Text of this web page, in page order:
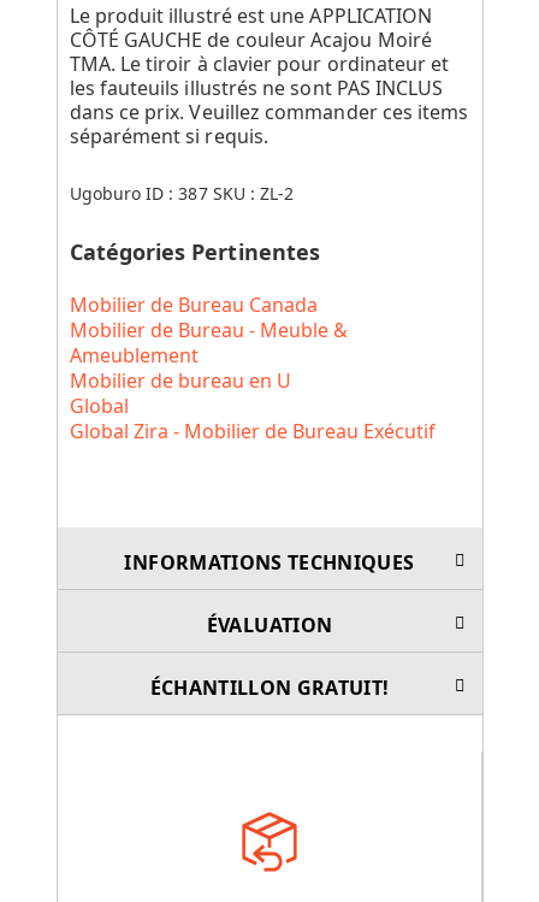
Le produit illustré est une APPLICATION
CÔTÉ GAUCHE de couleur Acajou Moiré
TMA. Le tiroir à clavier pour ordinateur et
les fauteuils illustrés ne sont PAS INCLUS
dans ce prix. Veuillez commander ces items
séparément si requis.
Ugoburo ID :387 SKU :ZL-2
Catégories Pertinentes
Mobilier de Bureau Canada
Mobilier de Bureau - Meuble &
Ameublement
Mobilier de bureau en U
Global
Global Zira - Mobilier de Bureau Exécutif
INFORMATIONS TECHNIQUES
ÉVALUATION
ÉCHANTILLON GRATUIT!